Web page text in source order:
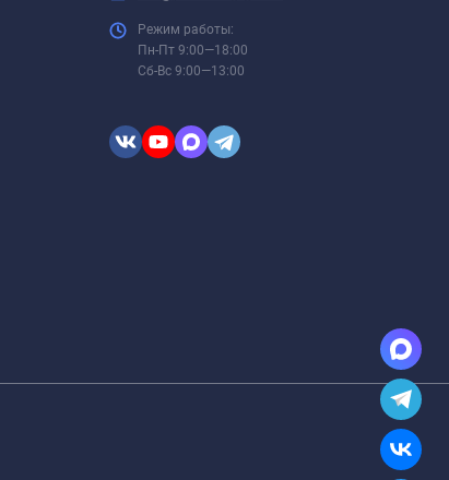
Режим работы:
Пн-Пт 9:00—18:00
Сб-Вс 9:00—13:00